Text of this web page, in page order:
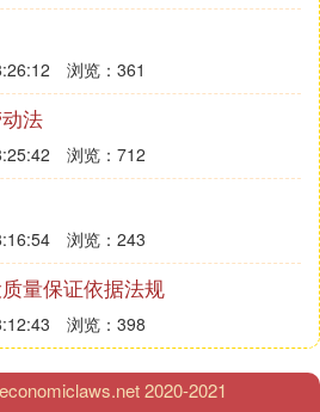
浏览：361
法
浏览：712
浏览：243
量保证依据法规
浏览：398
2020-2021